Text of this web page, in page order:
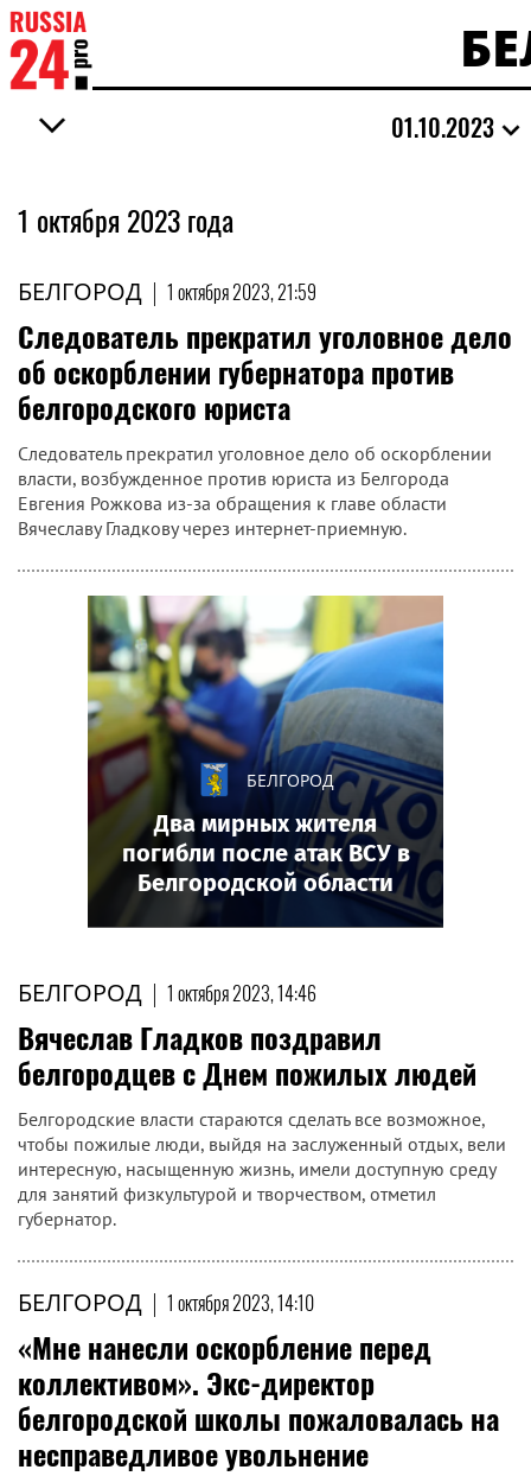
01.10.2023
1 октября 2023 года
БЕЛГОРОД | 1 октября 2023, 21:59
Следователь прекратил уголовное дело
об оскорблении губернатора против
белгородского юриста
Следователь прекратил уголовное дело об оскорблении
власти, возбужденное против юриста из Белгорода
Евгения Рожкова из-за обращения к главе области
Вячеславу Гладкову через интернет-приемную.
БЕЛГОРОД | 1 октября 2023, 14:46
Вячеслав Гладков поздравил
белгородцев с Днем пожилых людей
Белгородские власти стараются сделать все возможное,
чтобы пожилые люди, выйдя на заслуженный отдых, вели
интересную, насыщенную жизнь, имели доступную среду
для занятий физкультурой и творчеством, отметил
губернатор.
БЕЛГОРОД | 1 октября 2023, 14:10
«Мне нанесли оскорбление перед
коллективом». Экс-директор
белгородской школы пожаловалась на
несправедливое увольнение
БЕЛГОРОД
Два мирных жителя
погибли после атак ВСУ в
Белгородской области